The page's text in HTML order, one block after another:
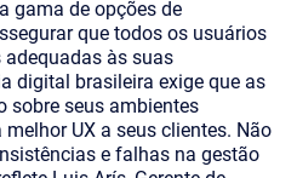
gama de opções de
que todos os usuários
às suas
digital brasileira exige que as
sobre seus ambientes
UX a seus clientes. Não
e falhas na gestão